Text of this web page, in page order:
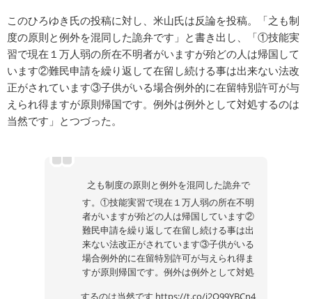
このひろゆき氏の投稿に対し、米山氏は反論を投稿。「之も制
度の原則と例外を混同した詭弁です」と書き出し、「①技能実
習で現在１万人弱の所在不明者がいますが殆どの人は帰国して
います②難民申請を繰り返して在留し続ける事は出来ない法改
正がされています③子供がいる場合例外的に在留特別許可が与
えられ得ますが原則帰国です。例外は例外として対処するのは
当然です」とつづった。
之も制度の原則と例外を混同した詭弁で
す。①技能実習で現在１万人弱の所在不明
者がいますが殆どの人は帰国しています②
難民申請を繰り返して在留し続ける事は出
来ない法改正がされています③子供がいる
場合例外的に在留特別許可が与えられ得ま
すが原則帰国です。例外は例外として対処